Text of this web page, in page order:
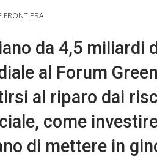
FRONTIERA
da 4,5 miliardi
al Forum
al riparo dai
come
di mettere in